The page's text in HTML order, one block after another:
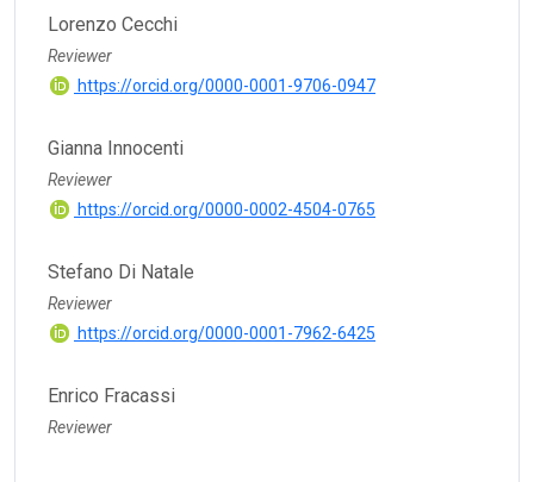
Lorenzo Cecchi
Reviewer
https://orcid.org/0000-0001-9706-0947
Gianna Innocenti
Reviewer
https://orcid.org/0000-0002-4504-0765
Stefano Di Natale
Reviewer
https://orcid.org/0000-0001-7962-6425
Enrico Fracassi
Reviewer